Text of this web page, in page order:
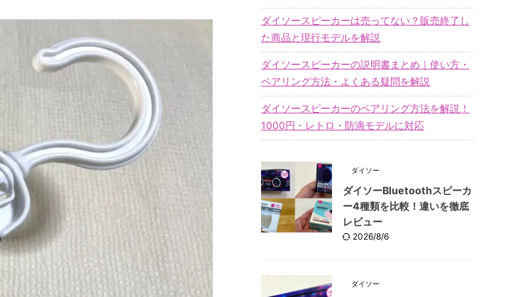
ダイソースピーカーは売ってない？販売終了し
た商品と現行モデルを解説
ダイソースピーカーの説明書まとめ｜使い方・
ペアリング方法・よくある疑問を解説
ダイソースピーカーのペアリング方法を解説！
1000円・レトロ・防滴モデルに対応
ダイソー
ダイソーBluetoothスピーカ
ー4種類を比較！違いを徹底
レビュー
2026/8/6
ダイソー